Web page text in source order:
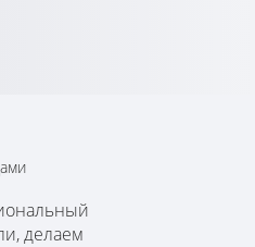
- студия 99web.ru
делаем